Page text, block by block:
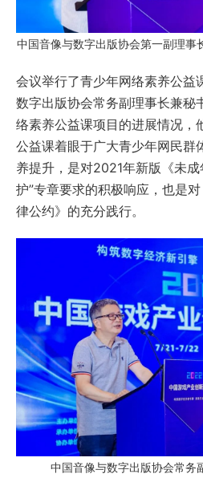
中国音像与数字出版协会第一副理事
会议举行了青少年网络素养公益
数字出版协会常务副理事长兼秘
络素养公益课项目的进展情况，
公益课着眼于广大青少年网民群
养提升，是对2021年新版《未
护”专章要求的积极响应，也是
律公约》的充分践行。
中国音像与数字出版协会常务